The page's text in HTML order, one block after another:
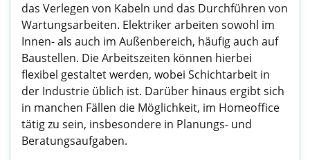
das Verlegen von Kabeln und das Durchführen von
Wartungsarbeiten. Elektriker arbeiten sowohl im
Innen- als auch im Außenbereich, häufig auch auf
Baustellen. Die Arbeitszeiten können hierbei
flexibel gestaltet werden, wobei Schichtarbeit in
der Industrie üblich ist. Darüber hinaus ergibt sich
in manchen Fällen die Möglichkeit, im Homeoffice
tätig zu sein, insbesondere in Planungs- und
Beratungsaufgaben.